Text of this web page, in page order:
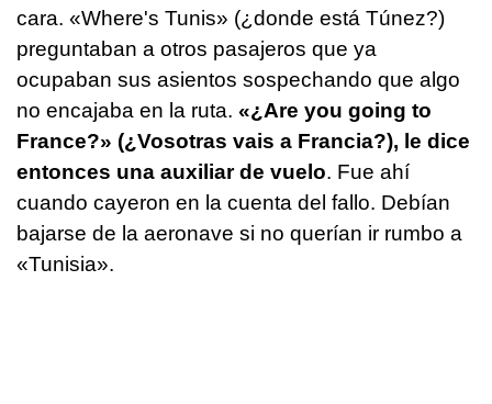
cara. «Where's Tunis» (¿donde está Túnez?)
preguntaban a otros pasajeros que ya
ocupaban sus asientos sospechando que algo
no encajaba en la ruta. «¿Are you going to
France?» (¿Vosotras vais a Francia?), le dice
entonces una auxiliar de vuelo. Fue ahí
cuando cayeron en la cuenta del fallo. Debían
bajarse de la aeronave si no querían ir rumbo a
«Tunisia».